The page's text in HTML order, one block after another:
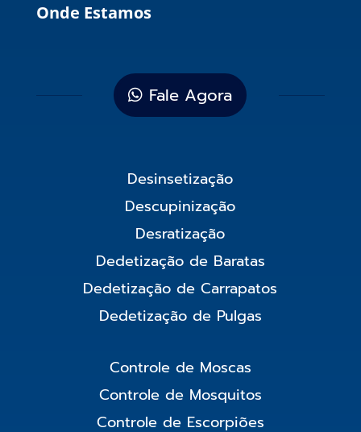
Onde Estamos
Fale Agora
Desinsetização
Descupinização
Desratização
Dedetização de Baratas
Dedetização de Carrapatos
Dedetização de Pulgas
Controle de Moscas
Controle de Mosquitos
Controle de Escorpiões